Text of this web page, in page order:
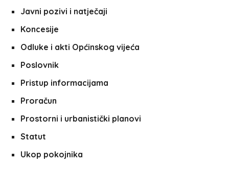
Javni pozivi i natječaji
Koncesije
Odluke i akti Općinskog vijeća
Poslovnik
Pristup informacijama
Proračun
Prostorni i urbanistički planovi
Statut
Ukop pokojnika